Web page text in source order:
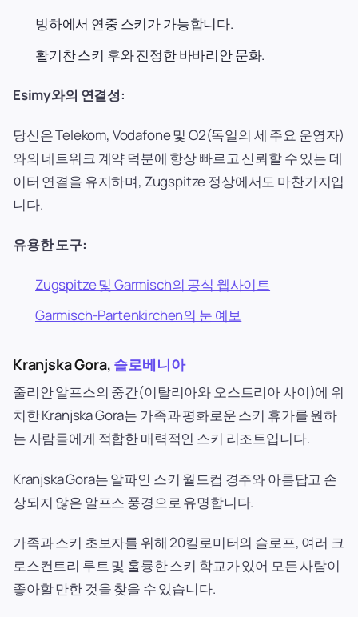
빙하에서 연중 스키가 가능합니다.
활기찬 스키 후와 진정한 바바리안 문화.
Esimy와의 연결성:
당신은 Telekom, Vodafone 및 O2(독일의 세 주요 운영자)
와의 네트워크 계약 덕분에 항상 빠르고 신뢰할 수 있는 데
이터 연결을 유지하며, Zugspitze 정상에서도 마찬가지입
니다.
유용한 도구:
Zugspitze 및 Garmisch의 공식 웹사이트
Garmisch-Partenkirchen의 눈 예보
Kranjska Gora, 슬로베니아
줄리안 알프스의 중간(이탈리아와 오스트리아 사이)에 위
치한 Kranjska Gora는 가족과 평화로운 스키 휴가를 원하
는 사람들에게 적합한 매력적인 스키 리조트입니다.
Kranjska Gora는 알파인 스키 월드컵 경주와 아름답고 손
상되지 않은 알프스 풍경으로 유명합니다.
가족과 스키 초보자를 위해 20킬로미터의 슬로프, 여러 크
로스컨트리 루트 및 훌륭한 스키 학교가 있어 모든 사람이
좋아할 만한 것을 찾을 수 있습니다.